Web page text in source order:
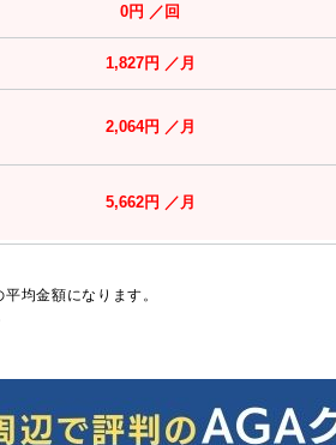
0円 ／回
1,827円 ／月
2,064円 ／月
5,662円 ／月
均金額になります。